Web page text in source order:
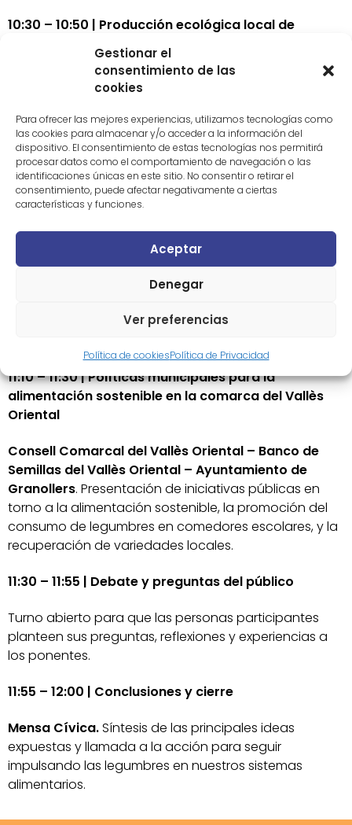
Gestionar el
consentimiento de las
cookies
Para ofrecer las mejores experiencias, utilizamos tecnologías como
las cookies para almacenar y/o acceder a la información del
dispositivo. El consentimiento de estas tecnologías nos permitirá
procesar datos como el comportamiento de navegación o las
identificaciones únicas en este sitio. No consentir o retirar el
consentimiento, puede afectar negativamente a ciertas
características y funciones.
Aceptar
Denegar
Ver preferencias
Política de cookiesPolítica de Privacidad
10:30 – 10:50 | Producción ecológica local de
Hazialdeko (Navarra).Experiencia de la cooperativa
locales de legumbres ecológicas, promoción de
circuitos cortos y desafíos de la producción a
pequeña escala.
10:50 – 11:10 | Manifiesto «Por las legumbres» y
proyecto CropCat
Presentación delManifiesto «Por las
legumbres», que reivindica el papel central de las
legumbres en la transición hacia sistemas alimentarios
CropCat: recuperación y promoción del cultivo de
11:10 – 11:30 | Políticas municipales para la
alimentación sostenible en la comarca del Vallès
Oriental
Consell Comarcal del Vallès Oriental – Banco de
Semillas del Vallès Oriental – Ayuntamiento de
Granollers. Presentación de iniciativas públicas en
torno a la alimentación sostenible, la promoción del
consumo de legumbres en comedores escolares, y la
recuperación de variedades locales.
11:30 – 11:55 | Debate y preguntas del público
Turno abierto para que las personas participantes
planteen sus preguntas, reflexiones y experiencias a
los ponentes.
11:55 – 12:00 | Conclusiones y cierre
Mensa Cívica.Síntesis de las principales ideas
expuestas y llamada a la acción para seguir
impulsando las legumbres en nuestros sistemas
alimentarios.